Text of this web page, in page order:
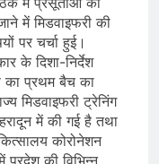
में मिडवाइफरी की
पर चर्चा हुई।
के दिशा-निर्देश
का प्रथम बैच का
मिडवाइफरी ट्रेनिंग
में की गई है तथा
कोरोनेशन
प्रदेश की विभिन्न